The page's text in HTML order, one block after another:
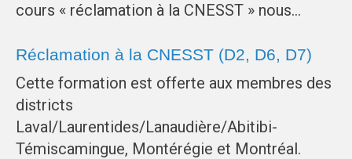
cours « réclamation à la CNESST » nous…
Réclamation à la CNESST (D2, D6, D7)
Cette formation est offerte aux membres des
districts
Laval/Laurentides/Lanaudière/Abitibi-
Témiscamingue, Montérégie et Montréal.